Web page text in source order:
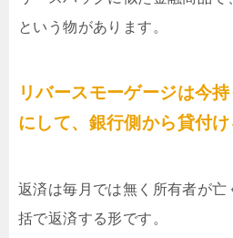
という物があります。
リバースモーゲージは今
にして、銀行側から貸付け
返済は毎月では無く所有者が亡
括で返済する形です。